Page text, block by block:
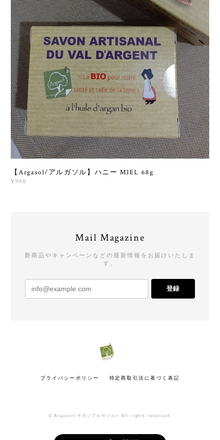
【Argasol/アルガソル】ハニー MIEL 68g
¥990
Mail Magazine
新商品やキャンペーンなどの最新情報をお届けいたしま
す。
登録
プライバシーポリシー 特定商取引法に基づく表記
© Argasol<サボンアルガソル> All rights reserved.